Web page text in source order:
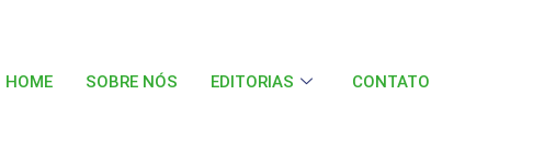
HOME SOBRE NÓS EDITORIAS CONTATO